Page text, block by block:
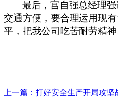
最后，宫自强总经理
交通方便，要合理运用现
平，把我公司吃苦耐劳精
上一篇：打好安全生产开局攻坚